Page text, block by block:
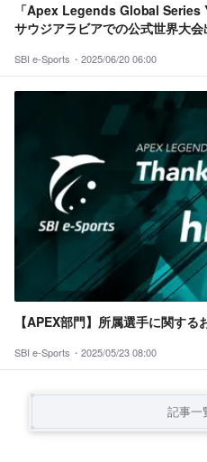
「Apex Legends Global Series
サウジアラビアでの公式世界大
SBI e-Sports・ 2025/06/20 06:00
【APEX部門】所属選手に関する
SBI e-Sports・ 2025/05/23 08:00
記事一